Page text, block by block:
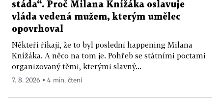
stáda“. Proč Milana Knížáka oslavuje
vláda vedená mužem, kterým umělec
opovrhoval
Někteří říkají, že to byl poslední happening Milana
Knížáka. A něco na tom je. Pohřeb se státními poctami
organizovaný těmi, kterými slavný...
7. 8. 2026 ▪ 4 min. čtení